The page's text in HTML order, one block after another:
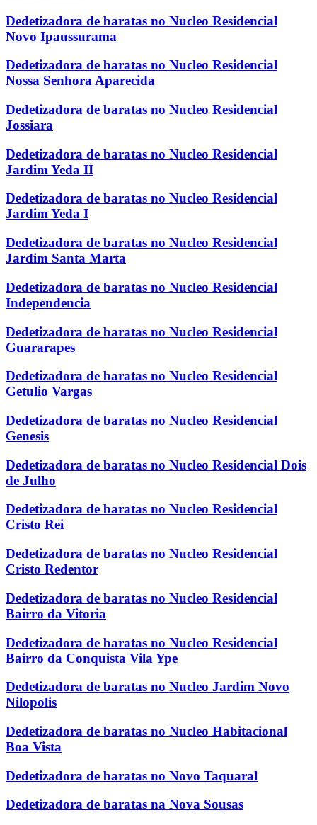
Dedetizadora de baratas no Nucleo Residencial
Novo Ipaussurama
Dedetizadora de baratas no Nucleo Residencial
Nossa Senhora Aparecida
Dedetizadora de baratas no Nucleo Residencial
Jossiara
Dedetizadora de baratas no Nucleo Residencial
Jardim Yeda II
Dedetizadora de baratas no Nucleo Residencial
Jardim Yeda I
Dedetizadora de baratas no Nucleo Residencial
Jardim Santa Marta
Dedetizadora de baratas no Nucleo Residencial
Independencia
Dedetizadora de baratas no Nucleo Residencial
Guararapes
Dedetizadora de baratas no Nucleo Residencial
Getulio Vargas
Dedetizadora de baratas no Nucleo Residencial
Genesis
Dedetizadora de baratas no Nucleo Residencial Dois
de Julho
Dedetizadora de baratas no Nucleo Residencial
Cristo Rei
Dedetizadora de baratas no Nucleo Residencial
Cristo Redentor
Dedetizadora de baratas no Nucleo Residencial
Bairro da Vitoria
Dedetizadora de baratas no Nucleo Residencial
Bairro da Conquista Vila Ype
Dedetizadora de baratas no Nucleo Jardim Novo
Nilopolis
Dedetizadora de baratas no Nucleo Habitacional
Boa Vista
Dedetizadora de baratas no Novo Taquaral
Dedetizadora de baratas na Nova Sousas